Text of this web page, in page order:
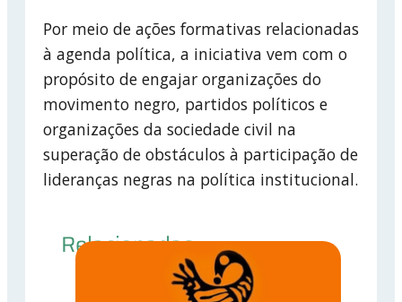
Por meio de ações formativas relacionadas
à agenda política, a iniciativa vem com o
propósito de engajar organizações do
movimento negro, partidos políticos e
organizações da sociedade civil na
superação de obstáculos à participação de
lideranças negras na política institucional.
Relacionadas